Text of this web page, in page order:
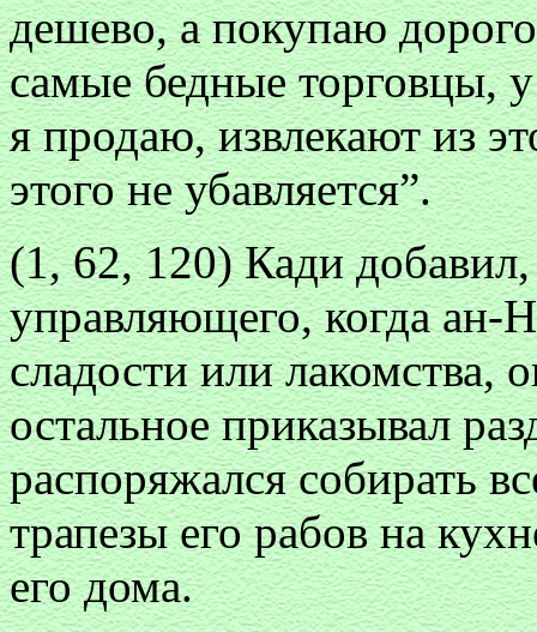
дешево, а покупаю
самые бедные торговцы,
я продаю, извлекают из
этого не убавляется”.
(1, 62, 120) Кади добавил,
управляющего, когда ан-
сладости или лакомства,
остальное приказывал
распоряжался собирать
трапезы его рабов на
его дома.